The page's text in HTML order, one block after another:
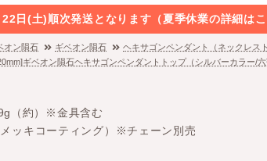
日(土)順次発送となります（夏季休業の詳細はこ
オン隕石 ギベオン隕石
ヘキサゴンペンダント（ネックレス
ギベオン隕石ヘキサゴンペンダントトップ（シルバーカラー/六
（約）※金具含む
ッキコーティング）※チェーン別売